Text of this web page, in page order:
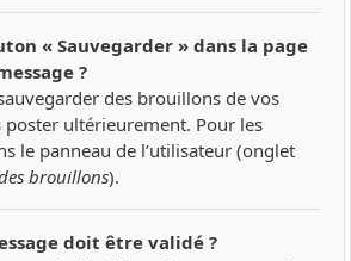
« Sauvegarder » dans la page
?
des brouillons de vos
poster ultérieurement. Pour les
le panneau de l’utilisateur (onglet
brouillons).
doit être validé ?